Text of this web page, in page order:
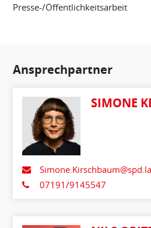
Presse-/Öffentlichkeitsarbeit
Ansprechpartner
SIMONE
07191/9145547